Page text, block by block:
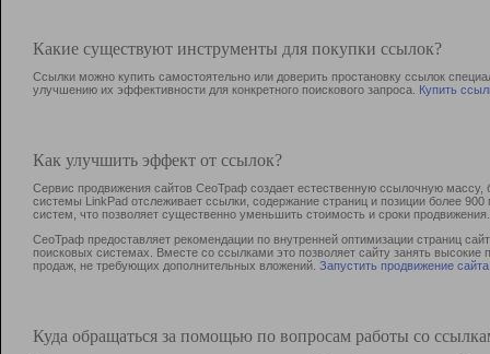
Какие существуют инструменты для покупки ссылок?
Ссылки можно купить самостоятельно или доверить простановку ссылок
улучшению их эффективности для конкретного поискового запроса. Купить
Как улучшить эффект от ссылок?
Сервис продвижения сайтов СеоТраф создает естественную ссылочную
системы LinkPad отслеживает ссылки, содержание страниц и позиции более
систем, что позволяет существенно уменьшить стоимость и сроки продвижения.
СеоТраф предоставляет рекомендации по внутренней оптимизации страниц
поисковых системах. Вместе со ссылками это позволяет сайту занять
продаж, не требующих дополнительных вложений. Запустить продвижение сайта
Куда обращаться за помощью по вопросам работы со